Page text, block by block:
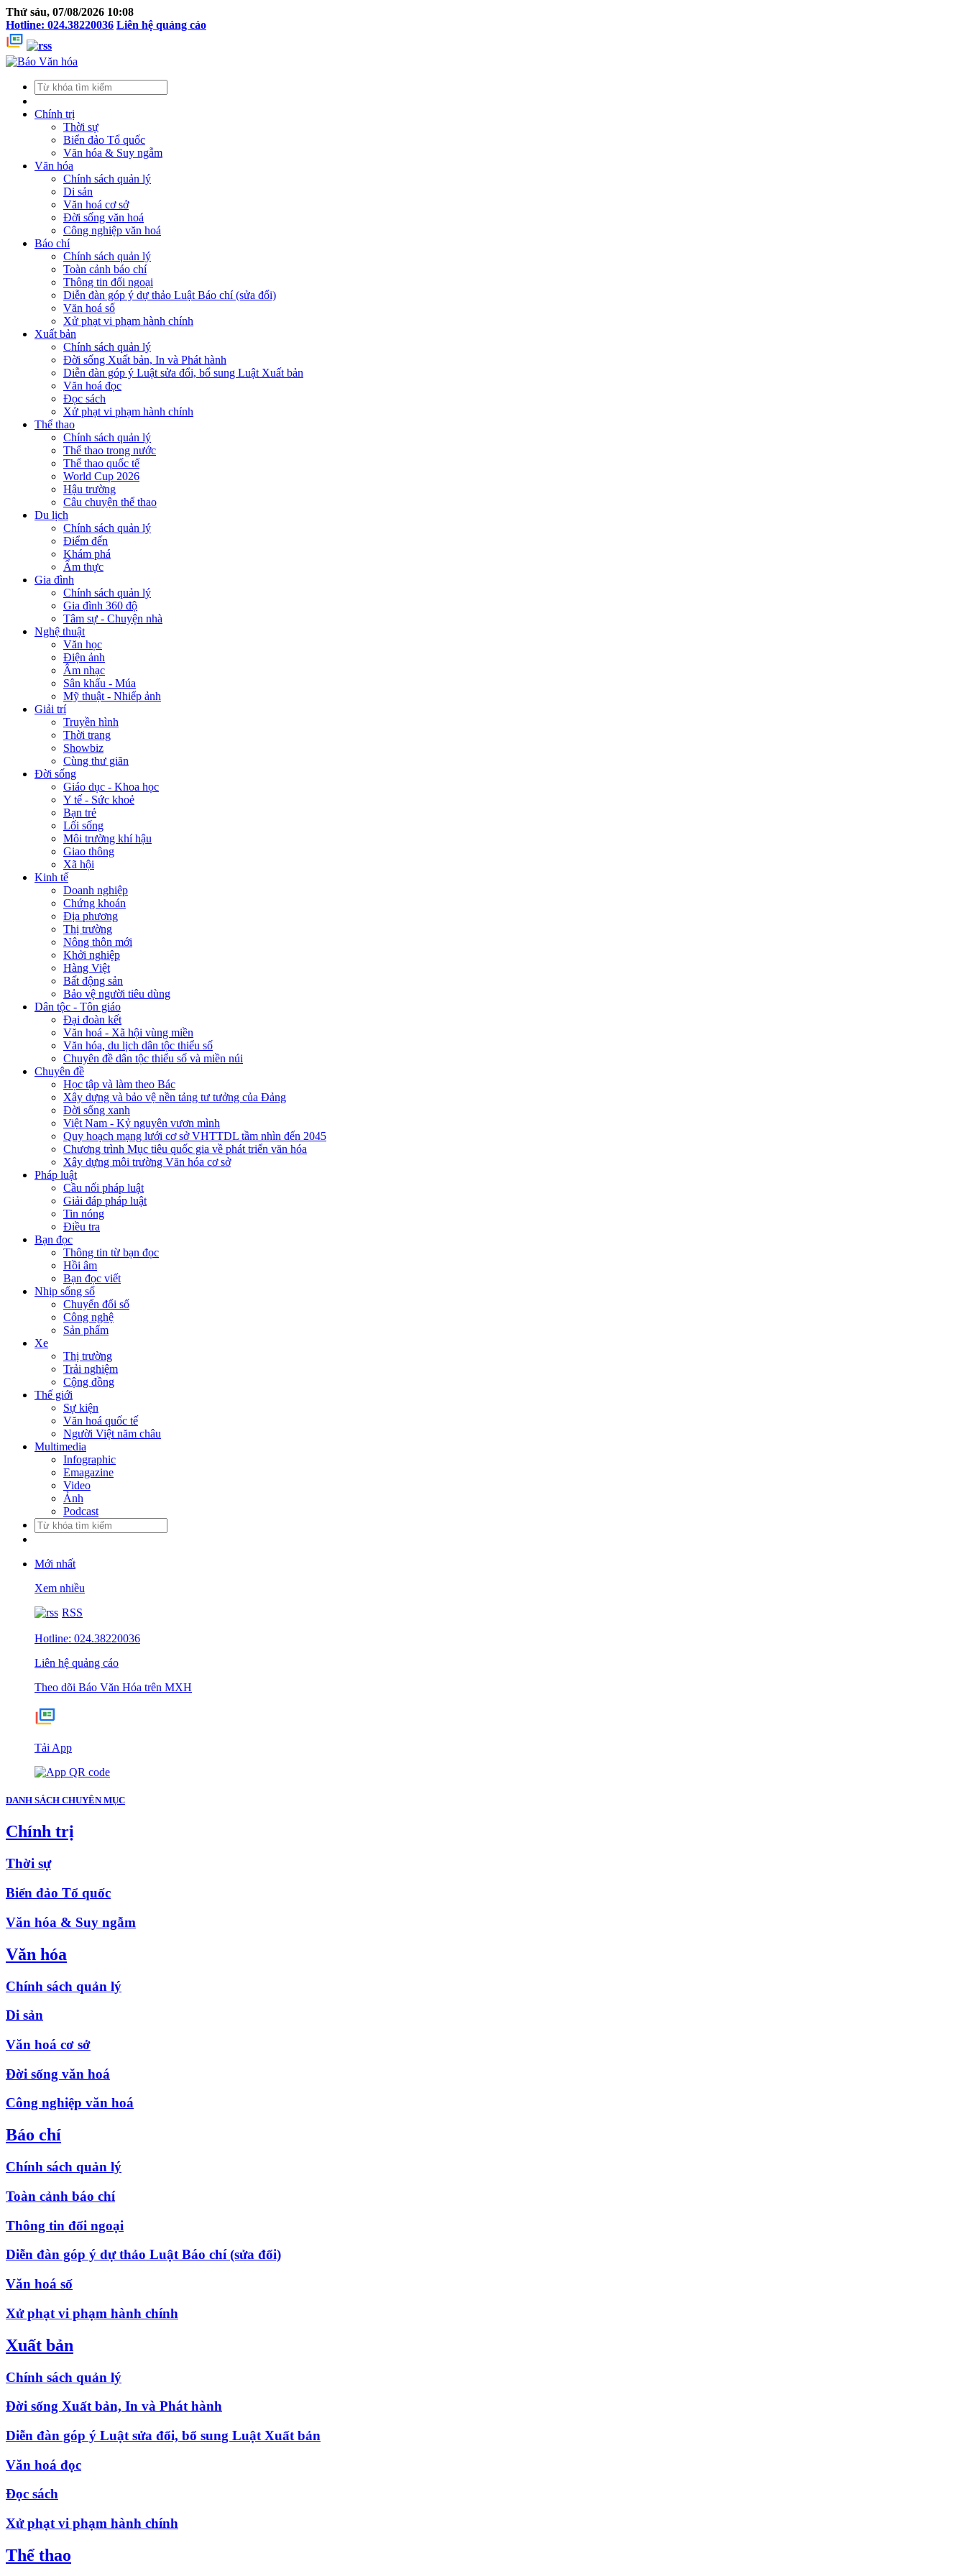
Thứ sáu, 07/08/2026 10:08
Hotline: 024.38220036 Liên hệ quảng cáo
Chính trị
Thời sự
Biển đảo Tổ quốc
Văn hóa & Suy ngẫm
Văn hóa
Chính sách quản lý
Di sản
Văn hoá cơ sở
Đời sống văn hoá
Công nghiệp văn hoá
Báo chí
Chính sách quản lý
Toàn cảnh báo chí
Thông tin đối ngoại
Diễn đàn góp ý dự thảo Luật Báo chí (sửa đổi)
Văn hoá số
Xử phạt vi phạm hành chính
Xuất bản
Chính sách quản lý
Đời sống Xuất bản, In và Phát hành
Diễn đàn góp ý Luật sửa đổi, bổ sung Luật Xuất bản
Văn hoá đọc
Đọc sách
Xử phạt vi phạm hành chính
Thể thao
Chính sách quản lý
Thể thao trong nước
Thể thao quốc tế
World Cup 2026
Hậu trường
Câu chuyện thể thao
Du lịch
Chính sách quản lý
Điểm đến
Khám phá
Ẩm thực
Gia đình
Chính sách quản lý
Gia đình 360 độ
Tâm sự - Chuyện nhà
Nghệ thuật
Văn học
Điện ảnh
Âm nhạc
Sân khấu - Múa
Mỹ thuật - Nhiếp ảnh
Giải trí
Truyền hình
Thời trang
Showbiz
Cùng thư giãn
Đời sống
Giáo dục - Khoa học
Y tế - Sức khoẻ
Bạn trẻ
Lối sống
Môi trường khí hậu
Giao thông
Xã hội
Kinh tế
Doanh nghiệp
Chứng khoán
Địa phương
Thị trường
Nông thôn mới
Khởi nghiệp
Hàng Việt
Bất động sản
Bảo vệ người tiêu dùng
Dân tộc - Tôn giáo
Đại đoàn kết
Văn hoá - Xã hội vùng miền
Văn hóa, du lịch dân tộc thiểu số
Chuyên đề dân tộc thiểu số và miền núi
Chuyên đề
Học tập và làm theo Bác
Xây dựng và bảo vệ nền tảng tư tưởng của Đảng
Đời sống xanh
Việt Nam - Kỷ nguyên vươn mình
Quy hoạch mạng lưới cơ sở VHTTDL tầm nhìn đến 2045
Chương trình Mục tiêu quốc gia về phát triển văn hóa
Xây dựng môi trường Văn hóa cơ sở
Pháp luật
Cầu nối pháp luật
Giải đáp pháp luật
Tin nóng
Điều tra
Bạn đọc
Thông tin từ bạn đọc
Hồi âm
Bạn đọc viết
Nhịp sống số
Chuyển đổi số
Công nghệ
Sản phẩm
Xe
Thị trường
Trải nghiệm
Cộng đồng
Thế giới
Sự kiện
Văn hoá quốc tế
Người Việt năm châu
Multimedia
Infographic
Emagazine
Video
Ảnh
Podcast
Mới nhất
Xem nhiều
RSS
Hotline: 024.38220036
Liên hệ quảng cáo
Theo dõi Báo Văn Hóa trên MXH
Tải App
DANH SÁCH CHUYÊN MỤC
Chính trị
Thời sự
Biển đảo Tổ quốc
Văn hóa & Suy ngẫm
Văn hóa
Chính sách quản lý
Di sản
Văn hoá cơ sở
Đời sống văn hoá
Công nghiệp văn hoá
Báo chí
Chính sách quản lý
Toàn cảnh báo chí
Thông tin đối ngoại
Diễn đàn góp ý dự thảo Luật Báo chí (sửa đổi)
Văn hoá số
Xử phạt vi phạm hành chính
Xuất bản
Chính sách quản lý
Đời sống Xuất bản, In và Phát hành
Diễn đàn góp ý Luật sửa đổi, bổ sung Luật Xuất bản
Văn hoá đọc
Đọc sách
Xử phạt vi phạm hành chính
Thể thao